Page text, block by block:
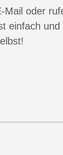
Mail oder
einfach und